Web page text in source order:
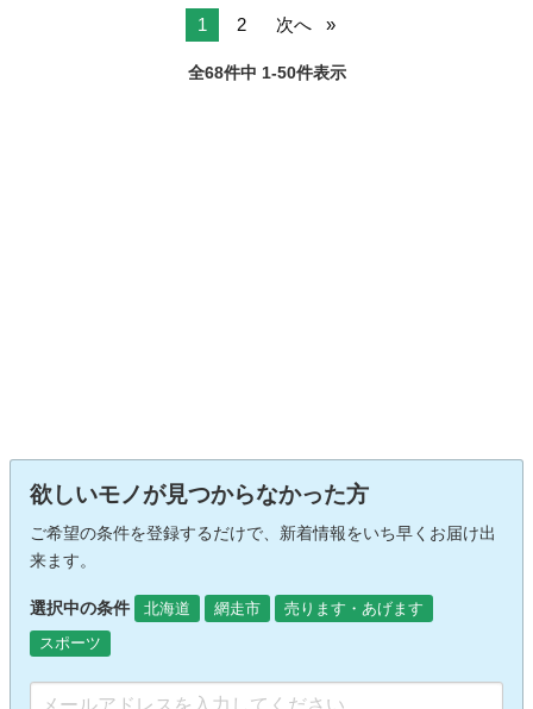
1 2 次へ
全68件中 1-50件表示
欲しいモノが見つからなかった方
ご希望の条件を登録するだけで、新着情報をいち早くお届け出
来ます。
選択中の条件 北海道 網走市
売ります・あげます
スポーツ